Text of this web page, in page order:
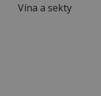
Vína a sekty